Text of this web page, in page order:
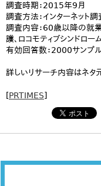
調査時期：2015年9月
調査方法：インターネット調
調査内容：60歳以降の就
護、ロコモティブシンドロ
有効回答数：2000サンプ
詳しいリサーチ内容はネタ
[PRTIMES]